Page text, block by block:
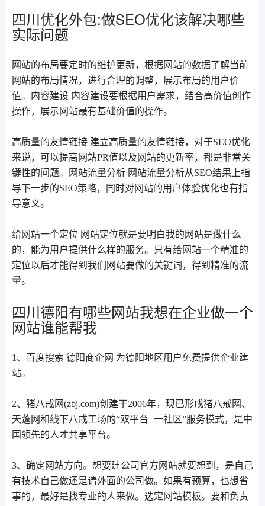
四川优化外包:做SEO优化该解决哪些
实际问题
网站的布局要定时的维护更新，根据网站的数据了解当前
网站的布局情况，进行合理的调整，展示布局的用户价
值。内容建设 内容建设要根据用户需求，结合高价值创作
操作，展示网站最有基础价值的操作。
高质量的友情链接 建立高质量的友情链接，对于SEO优化
来说，可以提高网站PR值以及网站的更新率，都是非常关
键性的问题。网站流量分析 网站流量分析从SEO结果上指
导下一步的SEO策略，同时对网站的用户体验优化也有指
导意义。
给网站一个定位 网站定位就是要明白我的网站是做什么
的，能为用户提供什么样的服务。只有给网站一个精准的
定位以后才能得到我们网站要做的关键词，得到精准的流
量。
四川德阳有哪些网站我想在企业做一个
网站谁能帮我
1、百度搜索 德阳商企网 为德阳地区用户免费提供企业建
站。
2、猪八戒网(zbj.com)创建于2006年，现已形成猪八戒网、
天蓬网和线下八戒工场的“双平台+一社区”服务模式，是中
国领先的人才共享平台。
3、确定网站方向。想要建公司官方网站就要想到，是自己
有技术自己做还是请外面的公司做。如果有预算，也想省
事的，最好是找专业的人来做。选定网站模板。要和负责